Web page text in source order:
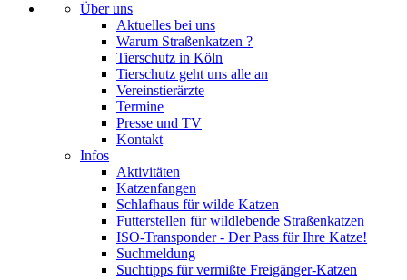
Über uns
Aktuelles bei uns
Warum Straßenkatzen ?
Tierschutz in Köln
Tierschutz geht uns alle an
Vereinstierärzte
Termine
Presse und TV
Kontakt
Infos
Aktivitäten
Katzenfangen
Schlafhaus für wilde Katzen
Futterstellen für wildlebende Straßenkatzen
ISO-Transponder - Der Pass für Ihre Katze!
Suchmeldung
Suchtipps für vermißte Freigänger-Katzen